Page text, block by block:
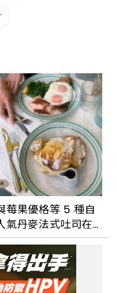
，穿梭馬祖島嶼，收
早餐店，標記小吃店提
燒餅、鹹稀飯、金門麵
有的早餐選擇
就是澎湖人一致推薦道
半世紀，慢火清燉而成
感，一吃上癮
這！馬祖特色住宿總
、海景第一排美景，
時光
莓果優格等 5 種自
氣丹麥法式吐司在